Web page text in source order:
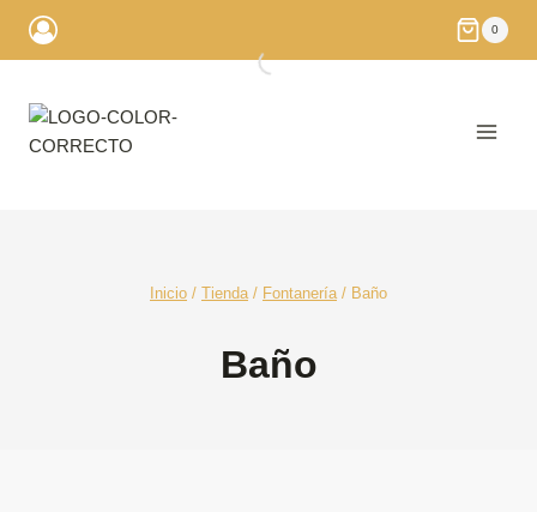
Saltar
0
Inicio / Tienda / Fontanería / Baño
Baño